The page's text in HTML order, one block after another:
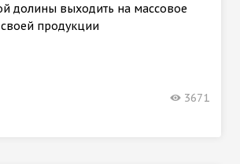
долины выходить на массовое
продукции
3671